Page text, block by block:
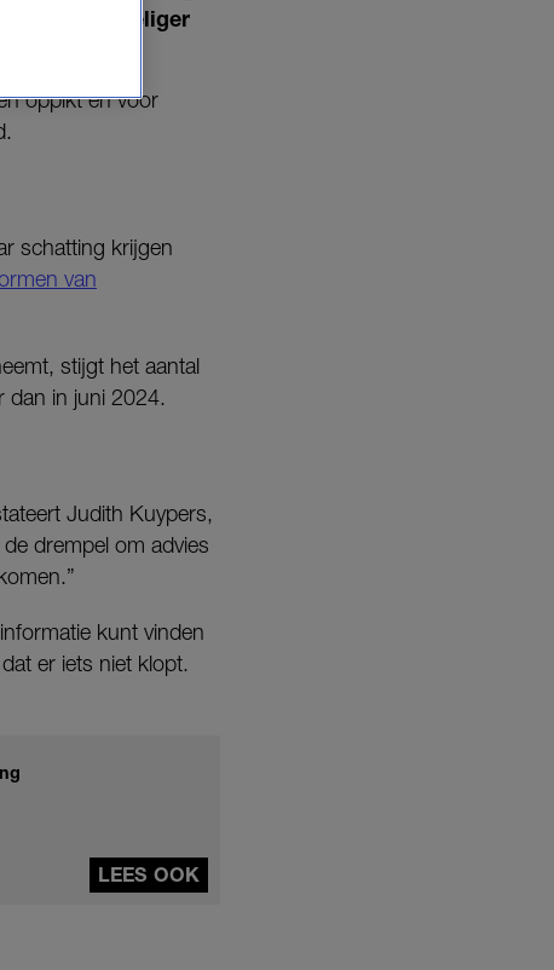
laagdrempeliger
oppikt én voor
schatting krijgen
van
stijgt het aantal
dan in juni 2024.
Judith Kuypers,
drempel om advies
kunt vinden
er iets niet klopt.
LEES OOK